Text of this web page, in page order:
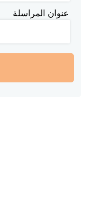
عنوان المراسلة